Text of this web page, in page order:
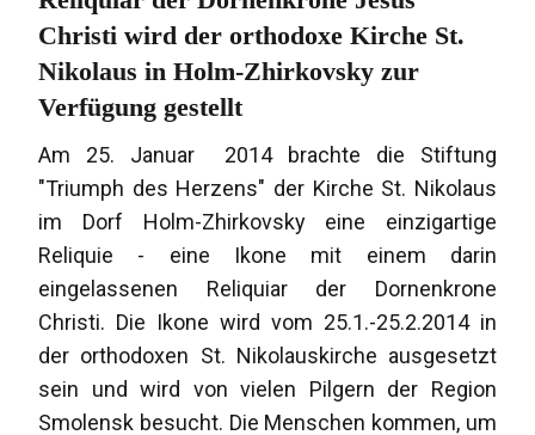
Christi wird der orthodoxe Kirche St.
Nikolaus in Holm-Zhirkovsky zur
Verfügung gestellt
Am 25. Januar 2014 brachte die Stiftung
"Triumph des Herzens" der Kirche St. Nikolaus
im Dorf Holm-Zhirkovsky eine einzigartige
Reliquie - eine Ikone mit einem darin
eingelassenen Reliquiar der Dornenkrone
Christi. Die Ikone wird vom 25.1.-25.2.2014 in
der orthodoxen St. Nikolauskirche ausgesetzt
sein und wird von vielen Pilgern der Region
Smolensk besucht. Die Menschen kommen, um